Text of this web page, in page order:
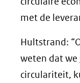
met de
Hultstrand:
weten dat we
circulariteit,